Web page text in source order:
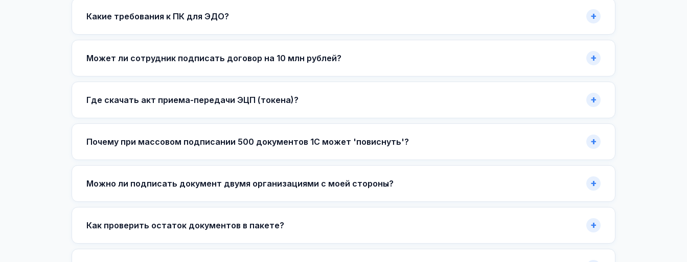
Какие требования к ПК для ЭДО?
Может ли сотрудник подписать договор на 10 млн рублей?
Где скачать акт приема-передачи ЭЦП (токена)?
Почему при массовом подписании 500 документов 1С может 'повиснуть'?
Можно ли подписать документ двумя организациями с моей стороны?
Как проверить остаток документов в пакете?